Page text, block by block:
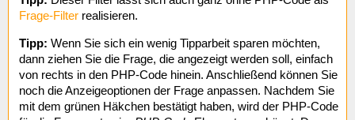
Frage-Filter realisieren.
Tipp: Wenn Sie sich ein wenig Tipparbeit sparen möchten,
dann ziehen Sie die Frage, die angezeigt werden soll, einfach
von rechts in den PHP-Code hinein. Anschließend können Sie
noch die Anzeigeoptionen der Frage anpassen. Nachdem Sie
mit dem grünen Häkchen bestätigt haben, wird der PHP-Code